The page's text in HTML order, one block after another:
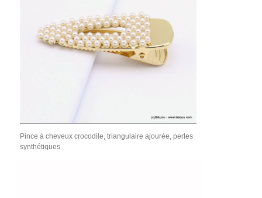
Pince à cheveux crocodile, triangulaire ajourée, perles
synthétiques